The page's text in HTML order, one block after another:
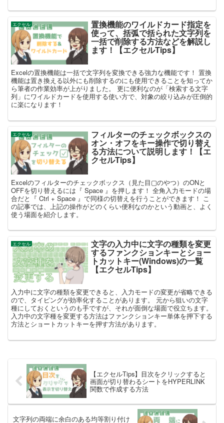
エクセル 置換機能のワイルドカード指定を
使って、括弧で括られた文字列を
一括で削除する方法などを解説し
ます！【エクセルTips】
Excelの置換機能は一括で文字列を変換できる強力な機能です！ 置換
機能は置き換える以外にも削除するのにも使用できることを知ってか
ら筆者の作業効率が上がりました。 更に便利なのが「検索する文字
列」にワイルドカードを使用する使い方で、対象の絞り込みが圧倒的
に楽になります！
エクセル フィルターのチェックボックスの
オン・オフをキー操作で切り替え
る方法について説明します！【エ
クセルTips】
Excelのフィルターのチェックボックス（見た目▢のやつ）のONと
OFFを切り替えるには『 Space 』を押します！ 全角入力モードの場
合だと『 Ctrl + Space 』で同様の切替えを行うことができます！ こ
の記事では、上記の操作がどのくらい便利なのかという動画と、よく
使う場面を紹介します。
エクセル 文字の入力中に文字の種類を変更
するファンクションキーとショー
トカットキー(Windows)の一覧
【エクセルTips】
入力中に文字の種類を変更できると、入力モードの変更が省略できる
ので、タイピングが効率化することがあります。 元から狙いの文字
種にしておくというのも手ですが、それが面倒な場面で役立ちます。
入力中の文字種を変更する方法はファンクションキー単体を押下する
方法とショートカットキーを押す方法があります。
【エクセルTips】目次をクリックすると
画面が切り替わるシートをHYPERLINK
関数で作成する方法
文字列の両端に余白のある均等割り付け